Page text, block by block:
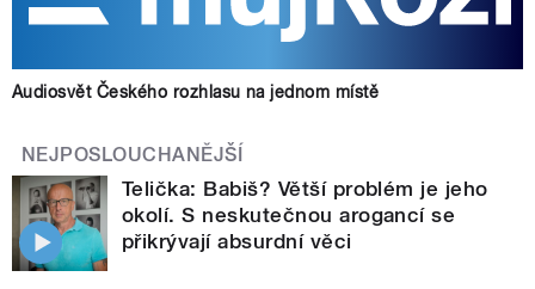
Audiosvět Českého rozhlasu na jednom místě
NEJPOSLOUCHANĚJŠÍ
Telička: Babiš? Větší problém je jeho
okolí. S neskutečnou arogancí se
přikrývají absurdní věci